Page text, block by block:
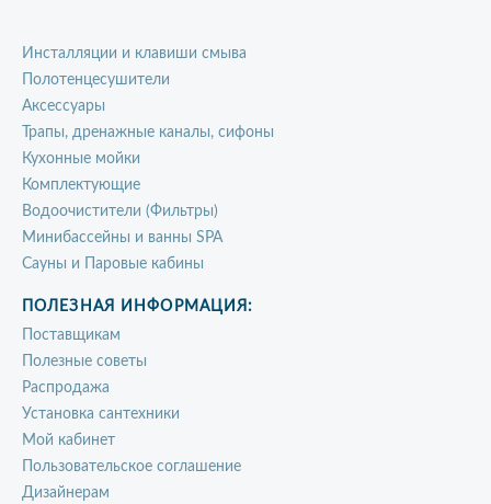
Инсталляции и клавиши смыва
Полотенцесушители
Аксессуары
Трапы, дренажные каналы, сифоны
Кухонные мойки
Комплектующие
Водоочистители (Фильтры)
Минибассейны и ванны SPA
Сауны и Паровые кабины
ПОЛЕЗНАЯ ИНФОРМАЦИЯ:
Поставщикам
Полезные советы
Распродажа
Установка сантехники
Мой кабинет
Пользовательское соглашение
Дизайнерам